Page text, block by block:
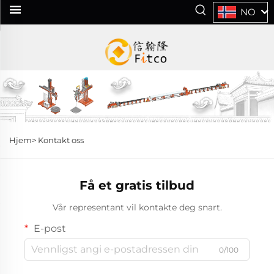
NO
Hjem> Kontakt oss
Få et gratis tilbud
Vår representant vil kontakte deg snart.
E-post
0/100